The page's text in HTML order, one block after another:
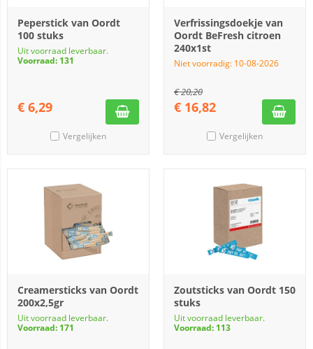
Peperstick van Oordt
100 stuks
Uit voorraad leverbaar.
Voorraad: 131
€ 6,29
Vergelijken
Verfrissingsdoekje van
Oordt BeFresh citroen
240x1st
Niet voorradig: 10-08-2026
€20,20
€ 16,82
Vergelijken
Creamersticks van Oordt
200x2,5gr
Uit voorraad leverbaar.
Voorraad: 171
Zoutsticks van Oordt 150
stuks
Uit voorraad leverbaar.
Voorraad: 113